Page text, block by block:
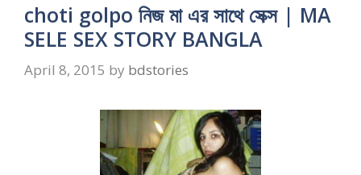
choti golpo নিজ মা এর সাথে সেক্স | MA
SELE SEX STORY BANGLA
April 8, 2015 by bdstories